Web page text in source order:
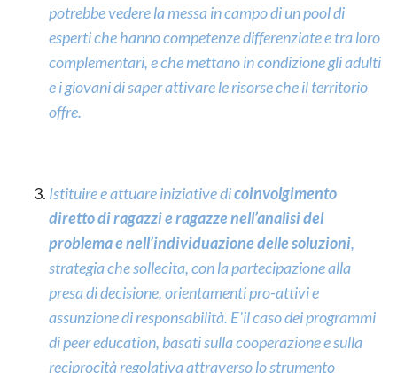
potrebbe vedere la messa in campo di un pool di
esperti che hanno competenze differenziate e tra loro
complementari, e che mettano in condizione gli adulti
e i giovani di saper attivare le risorse che il territorio
offre.
Istituire e attuare iniziative dicoinvolgimento
diretto di ragazzi e ragazze nell’analisi del
problema e nell’individuazione delle soluzioni,
strategia che sollecita, con la partecipazione alla
presa di decisione, orientamenti pro-attivi e
assunzione di responsabilità. E’il caso dei programmi
di peer education, basati sulla cooperazione e sulla
reciprocità regolativa attraverso lo strumento